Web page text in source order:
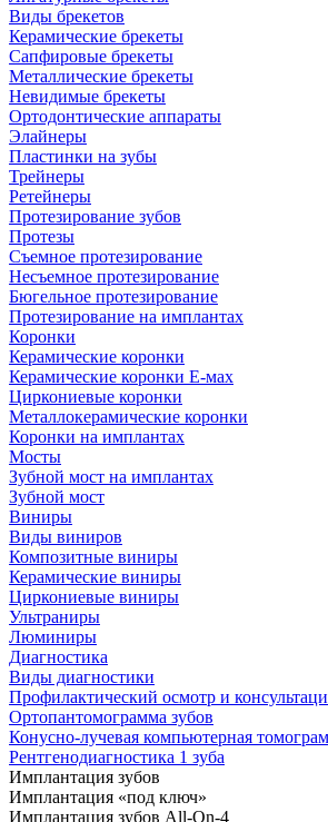
Виды брекетов
Керамические брекеты
Сапфировые брекеты
Металлические брекеты
Невидимые брекеты
Ортодонтические аппараты
Элайнеры
Пластинки на зубы
Трейнеры
Ретейнеры
Протезирование зубов
Протезы
Съемное протезирование
Несъемное протезирование
Бюгельное протезирование
Протезирование на имплантах
Коронки
Керамические коронки
Керамические коронки Е-мах
Циркониевые коронки
Металлокерамические коронки
Коронки на имплантах
Мосты
Зубной мост на имплантах
Зубной мост
Виниры
Виды виниров
Композитные виниры
Керамические виниры
Циркониевые виниры
Ультраниры
Люминиры
Диагностика
Виды диагностики
Профилактический осмотр и
Ортопантомограмма зубов
Конусно-лучевая компьютерная
Рентгенодиагностика 1 зуба
Имплантация зубов
Имплантация «под ключ»
Имплантация зубов All-On-4